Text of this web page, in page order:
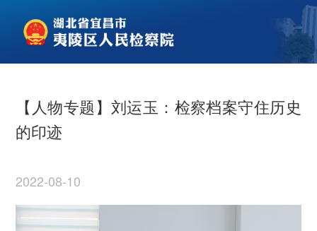
【人物专题】刘运玉：检察档案守住历史
的印迹
2022-08-10